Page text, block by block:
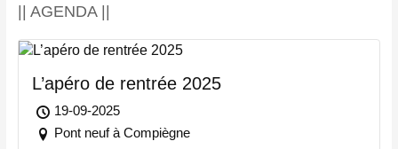
|| AGENDA ||
L’apéro de rentrée 2025
19-09-2025
Pont neuf à Compiègne